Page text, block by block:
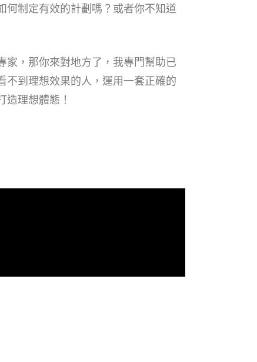
何制定有效的計劃嗎？或者你不知道
家，那你來對地方了，我專門幫助已
不到理想效果的人，運用一套正確的
造理想體態！